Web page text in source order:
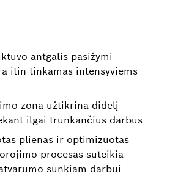
antgalis pasižymi
itin tinkamas intensyviems
zona užtikrina didelį
ilgai trunkančius darbus
plienas ir optimizuotas
procesas suteikia
sunkiam darbui